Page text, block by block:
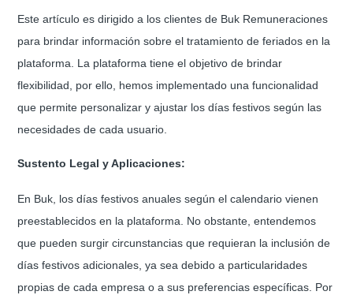
Este artículo es dirigido a los clientes de Buk Remuneraciones
para brindar información sobre el tratamiento de feriados en la
plataforma. La plataforma tiene el objetivo de brindar
flexibilidad, por ello, hemos implementado una funcionalidad
que permite personalizar y ajustar los días festivos según las
necesidades de cada usuario.
Sustento Legal y Aplicaciones:
En Buk, los días festivos anuales según el calendario vienen
preestablecidos en la plataforma. No obstante, entendemos
que pueden surgir circunstancias que requieran la inclusión de
días festivos adicionales, ya sea debido a particularidades
propias de cada empresa o a sus preferencias específicas. Por